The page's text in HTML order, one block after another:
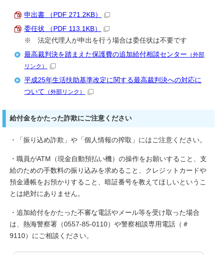
申出書 （PDF 271.2KB）
委任状 （PDF 113.1KB）
※ 法定代理人が申出を行う場合は委任状は不要です
最高裁判決を踏まえた保護費の追加給付相談センター （外部
リンク）
平成25年生活扶助基準改定に関する最高裁判決への対応に
ついて （外部リンク）
給付金をかたった詐欺にご注意ください
・「振り込め詐欺」や「個人情報の搾取」にはご注意ください。
・職員がATM（現金自動預払い機）の操作をお願いすること、支
給のための手数料の振り込みを求めること、クレジットカードや
預金通帳をお預かりすること、暗証番号を教えてほしいというこ
とは絶対にありません。
・追加給付をかたった不審な電話やメール等を受け取った場合
は、熱海警察署（0557-85-0110）や警察相談専用電話（＃
9110）にご相談ください。